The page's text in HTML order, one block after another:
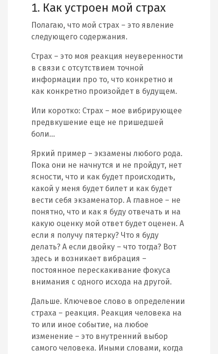
1. Как устроен мой страх
Полагаю, что мой страх – это явление
следующего содержания.
Страх – это моя реакция неуверенности
в связи с отсутствием точной
информации про то, что конкретно и
как конкретно произойдет в будущем.
Или коротко: Страх – мое вибрирующее
предвкушение еще не пришедшей
боли…
Яркий пример – экзамены любого рода.
Пока они не начнутся и не пройдут, нет
ясности, что и как будет происходить,
какой у меня будет билет и как будет
вести себя экзаменатор. А главное – не
понятно, что и как я буду отвечать и на
какую оценку мой ответ будет оценен. А
если я получу пятерку? Что я буду
делать? А если двойку – что тогда? Вот
здесь и возникает вибрация –
постоянное перескакивание фокуса
внимания с одного исхода на другой.
Дальше. Ключевое слово в определении
страха – реакция. Реакция человека на
то или иное событие, на любое
изменение – это внутренний выбор
самого человека. Иными словами, когда